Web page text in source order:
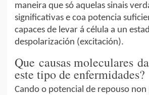
maneira que só aquelas sinais
significativas e coa potencia
capaces de levar á célula a un
despolarización (excitación).
Que causas moleculares
este tipo de enfermidades?
Cando o potencial de repouso non